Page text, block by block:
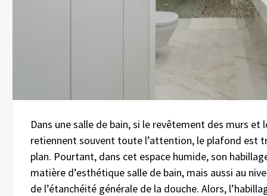
Dans une salle de bain, si le revêtement des murs et
retiennent souvent toute l’attention, le plafond est
plan. Pourtant, dans cet espace humide, son
matière d’esthétique salle de bain, mais aussi au
de l’étanchéité générale de la douche. Alors,